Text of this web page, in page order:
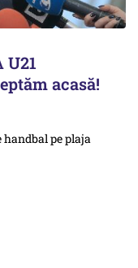
U21
acasă!